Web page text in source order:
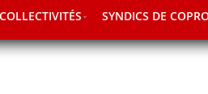
SYNDICS DE